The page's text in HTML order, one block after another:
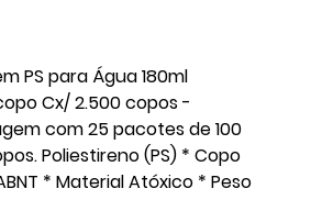
PS para Água 180ml
Cx/ 2.500 copos -
com 25 pacotes de 100
Poliestireno (PS) * Copo
* Material Atóxico * Peso